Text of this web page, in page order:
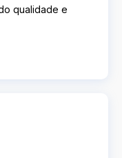
qualidade e